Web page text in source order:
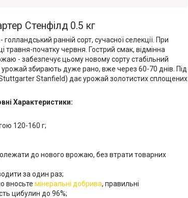
Стенфілд 0.5 кг
- голландський ранній сорт, сучасної селекції. При
початку червня. Гострий смак, відмінна
- забезпечує цьому новому сорту стабільний
урожай збирають дуже рано, вже через 60-70 днів. Під
Stanfield) дає урожай золотистих сплощених
Характеристики:
120-160 г;
до нового врожаю, без втрати товарних
за один раз;
вносьте мінеральні добрива, правильні
цибулин до 96%;